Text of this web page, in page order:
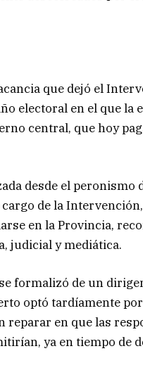
que dejó el
electoral en el que la
central, que hoy
desde el peronismo
de la
en la Provincia,
judicial y mediática.
formalizó de un
optó tardíamente
reparar en que las
ya en tiempo de